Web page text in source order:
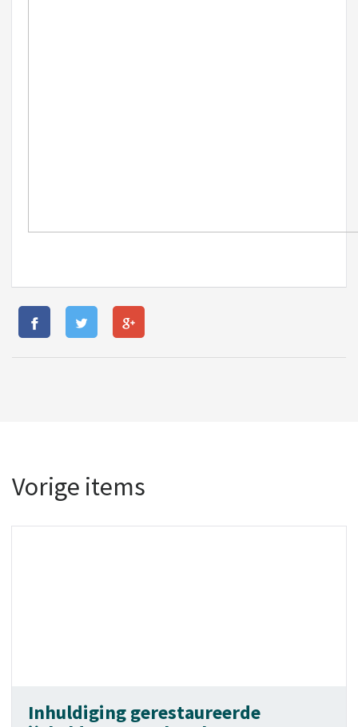
Vorige items
Inhuldiging gerestaureerde